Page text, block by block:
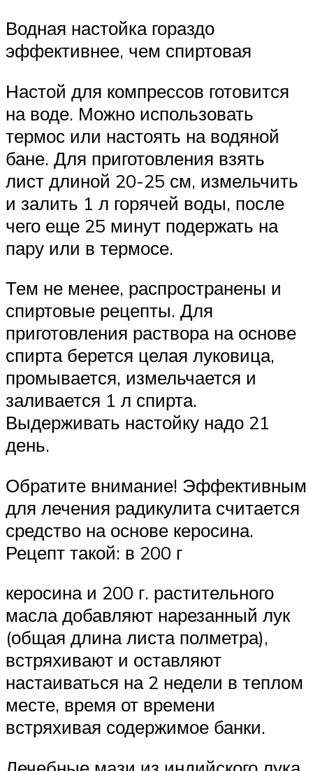
Водная настойка гораздо
эффективнее, чем спиртовая
Настой для компрессов готовится
на воде. Можно использовать
термос или настоять на водяной
бане. Для приготовления взять
лист длиной 20-25 см, измельчить
и залить 1 л горячей воды, после
чего еще 25 минут подержать на
пару или в термосе.
Тем не менее, распространены и
спиртовые рецепты. Для
приготовления раствора на основе
спирта берется целая луковица,
промывается, измельчается и
заливается 1 л спирта.
Выдерживать настойку надо 21
день.
Обратите внимание! Эффективным
для лечения радикулита считается
средство на основе керосина.
Рецепт такой: в 200 г
керосина и 200 г. растительного
масла добавляют нарезанный лук
(общая длина листа полметра),
встряхивают и оставляют
настаиваться на 2 недели в теплом
месте, время от времени
встряхивая содержимое банки.